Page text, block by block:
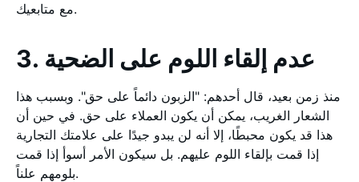
مع متابعيك.
3. عدم إلقاء اللوم على الضحية
منذ زمن بعيد، قال أحدهم: "الزبون دائماً على حق". وبسبب هذا
الشعار الغريب، يمكن أن يكون العملاء على حق. في حين أن
هذا قد يكون محبطًا، إلا أنه لن يبدو جيدًا على علامتك التجارية
إذا قمت بإلقاء اللوم عليهم. بل سيكون الأمر أسوأ إذا قمت
بلومهم علناً.